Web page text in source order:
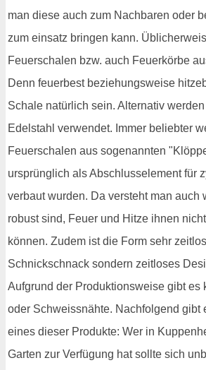
man diese auch zum Nachbaren oder
zum einsatz bringen kann.
Feuerschalen bzw. auch Feuerkörbe
Denn feuerbest beziehungsweise
Schale natürlich sein. Alternativ
Edelstahl verwendet. Immer beliebter
Feuerschalen aus sogenannten
ursprünglich als Abschlusselement für
verbaut wurden. Da versteht man auch
robust sind, Feuer und Hitze ihnen
können. Zudem ist die Form sehr
Schnickschnack sondern zeitloses
Aufgrund der Produktionsweise gibt es
oder Schweissnähte. Nachfolgend gibt
eines dieser Produkte: Wer in
Garten zur Verfügung hat sollte sich